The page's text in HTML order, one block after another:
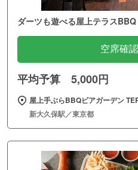
ダーツも遊べる屋上テラスBBQ
空席確
平均予算 5,000円
屋上手ぶらBBQビアガーデン
新大久保駅／東京都